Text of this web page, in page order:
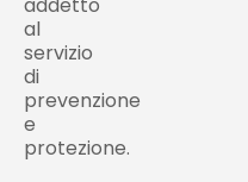
al
servizio
di
prevenzione
e
protezione.